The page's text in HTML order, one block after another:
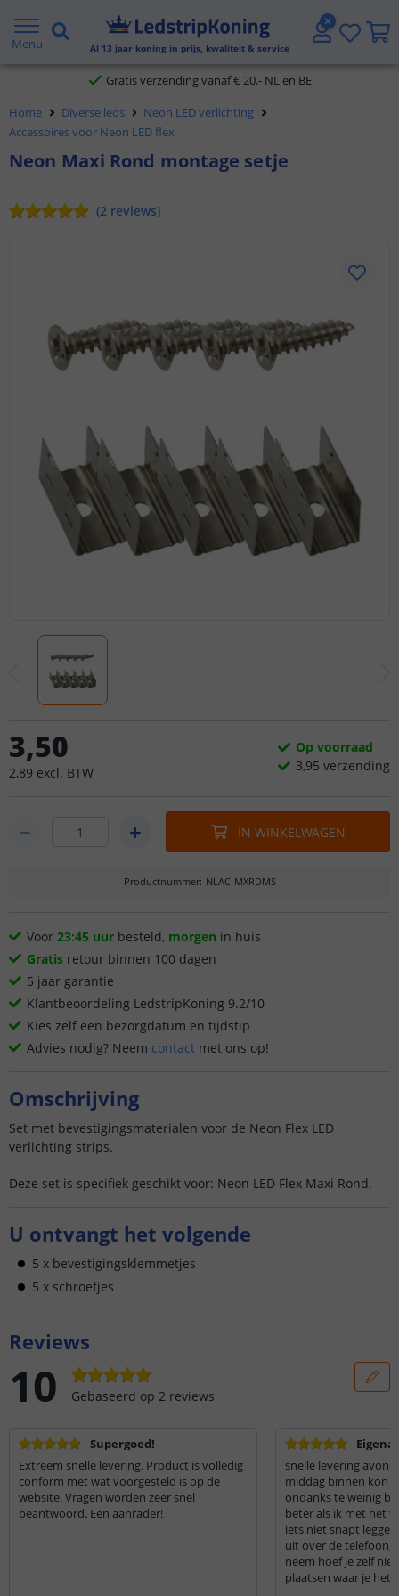
Menu Al 13 jaar koning in prijs, kwaliteit & service
5 jaar garantie
Gratis verzending vanaf € 20,- NL en BE
Klantbeoordeling 9.1
Voor 23:45 uur besteld,morgen in huis
Home Diverse leds
Neon LED verlichting
Accessoires voor Neon LED flex
Neon Maxi Rond montage setje
(2 reviews)
3,50
2,89 excl. BTW
Op voorraad
3,95 verzending
IN WINKELWAGEN
Productnummer: NLAC-MXRDMS
Voor 23:45 uur besteld, morgen in huis
Gratis retour binnen 100 dagen
5 jaar garantie
Klantbeoordeling LedstripKoning 9.2/10
Kies zelf een bezorgdatum en tijdstip
Advies nodig? Neem contact met ons op!
Omschrijving
Set met bevestigingsmaterialen voor de Neon Flex LED
verlichting strips.
Deze set is specifiek geschikt voor: Neon LED Flex Maxi Rond.
U ontvangt het volgende
5 x bevestigingsklemmetjes
5 x schroefjes
Reviews
10 Gebaseerd op 2 reviews
Supergoed!
Extreem snelle levering. Product is volledig
conform met wat voorgesteld is op de
website. Vragen worden zeer snel
beantwoord. Een aanrader!
snelle levering
middag binnen kon
ondanks te weinig
beter als ik met het
iets niet snapt
uit over de
neem hoef je zelf
plaatsen waar je het